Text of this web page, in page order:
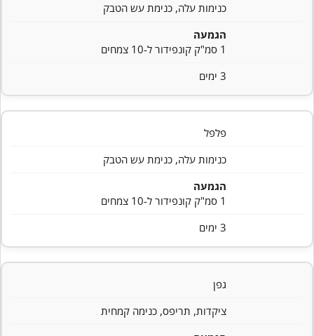
כנימות עלה, כנימת עש הטבק
הגמעה
1 סמ"ק קונפידור ל-10 צמחים
3 ימים
פלפל
כנימות עלה, כנימת עש הטבק
הגמעה
1 סמ"ק קונפידור ל-10 צמחים
3 ימים
גפן
ציקדות, תריפס, כנימה קמחית